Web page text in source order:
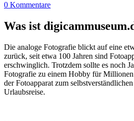
0 Kommentare
Was ist
Die analoge Fotografie blickt auf eine
zurück, seit etwa 100 Jahren sind
erschwinglich. Trotzdem sollte es noch
Fotografie zu einem Hobby für
der Fotoapparat zum
Urlaubsreise.